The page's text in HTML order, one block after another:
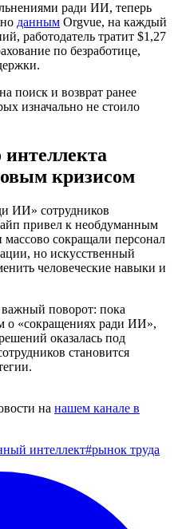
ради ИИ, теперь
данным Orgvue, на каждый
работодатель тратит $1,27
по безработице,
поиск и возврат ранее
изначально не стоило
интеллекта
кризисом
ИИ» сотрудников
привел к необдуманным
сокращали персонал
но искусственный
человеческие навыки и
поворот: пока
о «сокращениях ради ИИ»,
оказалась под
становится
на нашем канале в
интеллект#рынок труда